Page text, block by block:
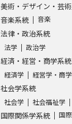
美術・デザイン・芸
音楽系統 音楽
法律・政治系統
法学 政治学
経済・経営・商学系統
経済学 経営学・商学
社会学系統
社会学 社会福祉学
国際関係学系統 国